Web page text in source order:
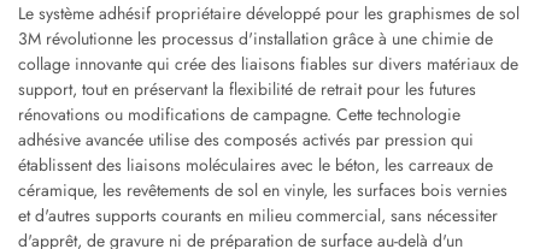
Le système adhésif propriétaire développé pour les graphismes de sol
3M révolutionne les processus d'installation grâce à une chimie de
collage innovante qui crée des liaisons fiables sur divers matériaux de
support, tout en préservant la flexibilité de retrait pour les futures
rénovations ou modifications de campagne. Cette technologie
adhésive avancée utilise des composés activés par pression qui
établissent des liaisons moléculaires avec le béton, les carreaux de
céramique, les revêtements de sol en vinyle, les surfaces bois vernies
et d'autres supports courants en milieu commercial, sans nécessiter
d'apprêt, de gravure ni de préparation de surface au-delà d'un